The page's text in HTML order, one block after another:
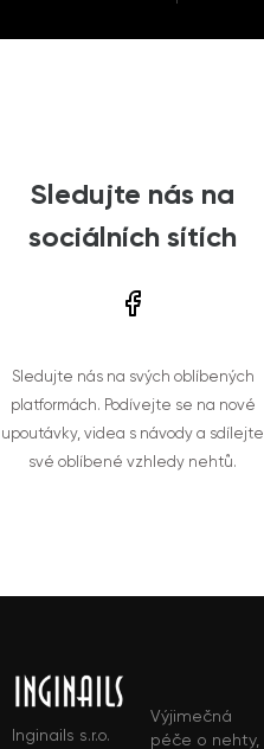
Sledujte nás na
sociálních sítích
Sledujte nás na svých oblíbených
platformách. Podívejte se na nové
upoutávky, videa s návody a sdílejte
své oblíbené vzhledy nehtů.
Inginails s.r.o.
Výjimečná
péče o nehty,